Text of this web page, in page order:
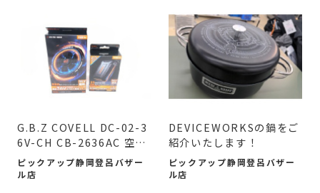
G.B.Z COVELL DC-02-3
6V-CH CB-2636AC 空調
作業服用36Vファン...
ピックアップ静岡登呂バザー
ル店
DEVICEWORKSの鍋をご
紹介いたします！
ピックアップ静岡登呂バザー
ル店